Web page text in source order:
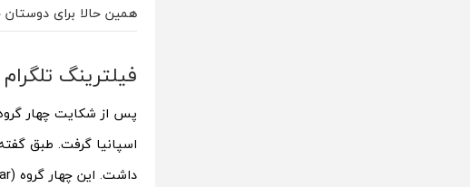
همین حالا برای دوستان
فیلترینگ
پس از شکایت چهار گروه
اسپانیا گرفت. طبق
داشت.